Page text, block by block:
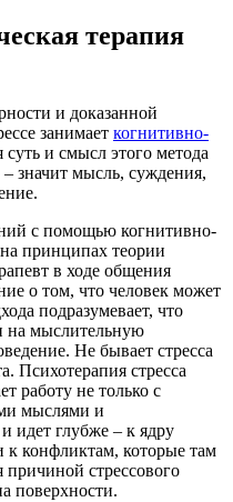
терапия
и доказанной
занимает когнитивно-
суть и смысл этого метода
значит мысль, суждения,
с помощью когнитивно-
принципах теории
в ходе общения
о том, что человек может
подразумевает, что
на мыслительную
Не бывает стресса
Психотерапия стресса
работу не только с
мыслями и
идет глубже – к ядру
конфликтам, которые там
стрессового
поверхности.